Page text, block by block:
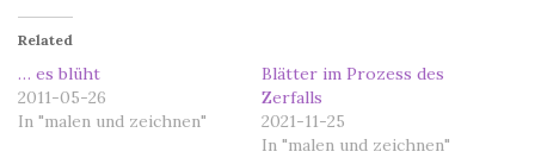
Related
… es blüht
2011-05-26
In "malen und zeichnen"
Blätter im Prozess des
Zerfalls
2021-11-25
In "malen und zeichnen"